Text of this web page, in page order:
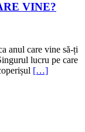
VINE?
anul care vine să-ți
lucru pe care
[…]